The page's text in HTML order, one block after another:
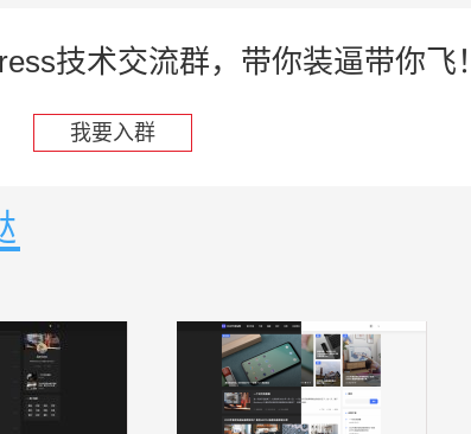
技术交流群，带你装逼带你飞！
我要入群